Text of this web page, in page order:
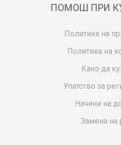
ПОМОШ ПРИ
Политика на
Политика на
Како да
Упатство за
Начини на
Замена на